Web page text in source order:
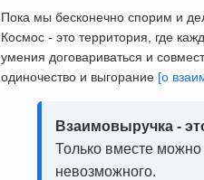
Пока мы бесконечно спорим и
Космос - это территория, где
умения договариваться и
одиночество и выгорание [о
Взаимовыручка -
Только вместе можно
невозможного.